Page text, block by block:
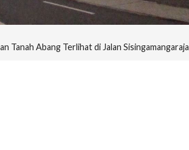
Tanah Abang Terlihat di Jalan Sisingamangaraja